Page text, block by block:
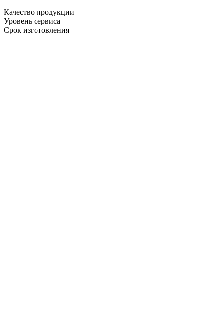
Качество продукции
Уровень сервиса
Срок изготовления